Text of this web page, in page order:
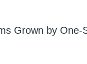
Grown by